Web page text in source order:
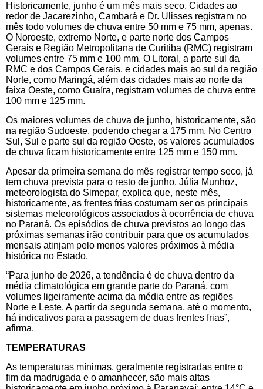
Historicamente, junho é um mês mais seco. Cidades ao
redor de Jacarezinho, Cambará e Dr. Ulisses registram no
mês todo volumes de chuva entre 50 mm e 75 mm, apenas.
O Noroeste, extremo Norte, e parte norte dos Campos
Gerais e Região Metropolitana de Curitiba (RMC) registram
volumes entre 75 mm e 100 mm. O Litoral, a parte sul da
RMC e dos Campos Gerais, e cidades mais ao sul da região
Norte, como Maringá, além das cidades mais ao norte da
faixa Oeste, como Guaíra, registram volumes de chuva entre
100 mm e 125 mm.
Os maiores volumes de chuva de junho, historicamente, são
na região Sudoeste, podendo chegar a 175 mm. No Centro
Sul, Sul e parte sul da região Oeste, os valores acumulados
de chuva ficam historicamente entre 125 mm e 150 mm.
Apesar da primeira semana do mês registrar tempo seco, já
tem chuva prevista para o resto de junho. Júlia Munhoz,
meteorologista do Simepar, explica que, neste mês,
historicamente, as frentes frias costumam ser os principais
sistemas meteorológicos associados à ocorrência de chuva
no Paraná. Os episódios de chuva previstos ao longo das
próximas semanas irão contribuir para que os acumulados
mensais atinjam pelo menos valores próximos à média
histórica no Estado.
“Para junho de 2026, a tendência é de chuva dentro da
média climatológica em grande parte do Paraná, com
volumes ligeiramente acima da média entre as regiões
Norte e Leste. A partir da segunda semana, até o momento,
há indicativos para a passagem de duas frentes frias”,
afirma.
TEMPERATURAS
As temperaturas mínimas, geralmente registradas entre o
fim da madrugada e o amanhecer, são mais altas